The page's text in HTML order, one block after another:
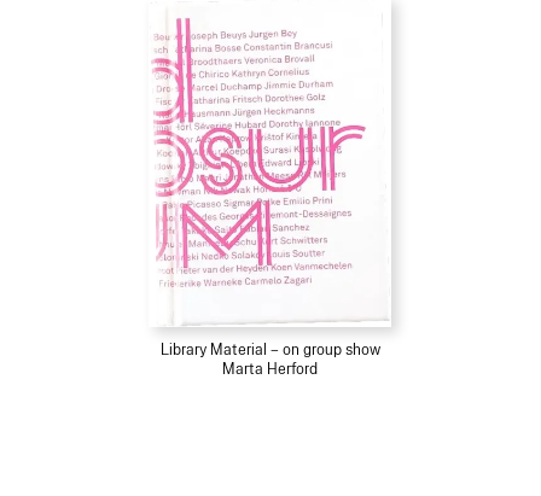
Library Material – on group show
Marta Herford